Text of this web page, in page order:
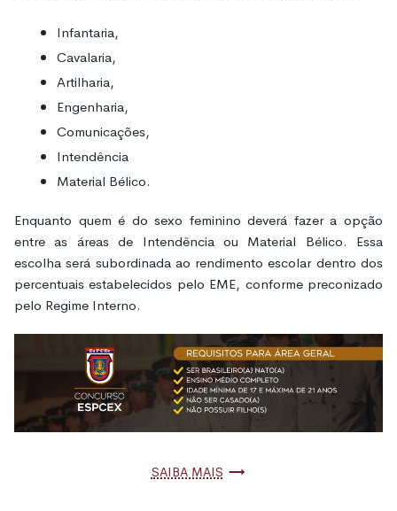
Infantaria,
Cavalaria,
Artilharia,
Engenharia,
Comunicações,
Intendência
Material Bélico.
Enquanto quem é do sexo feminino deverá fazer a opção
entre as áreas de Intendência ou Material Bélico. Essa
escolha será subordinada ao rendimento escolar dentro dos
percentuais estabelecidos pelo EME, conforme preconizado
pelo Regime Interno.
Saiba mais